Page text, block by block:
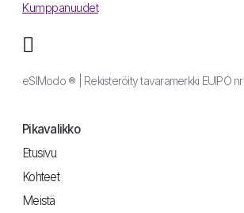
Kumppanuudet
eSIModo ® | Rekisteröity tavaramerkki EUIPO
Pikavalikko
Etusivu
Kohteet
Meistä